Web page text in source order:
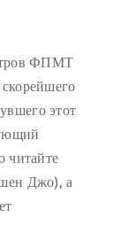
ФПМТ
этот
читайте
Джо), а